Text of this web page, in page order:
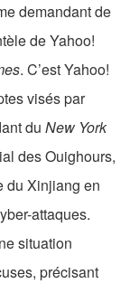
demandant de
de Yahoo!
. C’est Yahoo!
visés par
du New York
des Ouighours,
du Xinjiang en
attaques.
situation
précisant